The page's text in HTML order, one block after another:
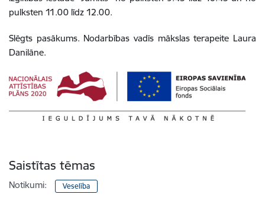
pulksten 11.00 līdz 12.00.
Slēgts pasākums. Nodarbības vadīs mākslas terapeite Laura
Danilāne.
Saistītas tēmas
Notikumi: Veselība